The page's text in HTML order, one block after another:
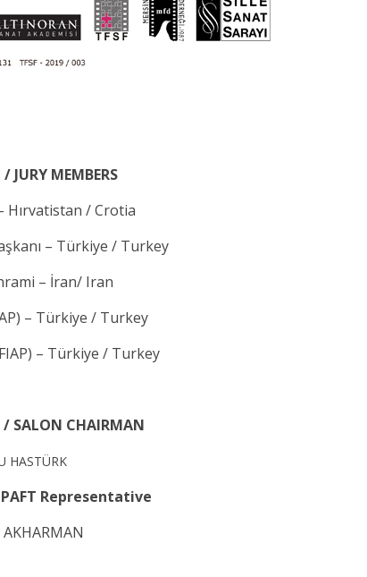
/ JURY MEMBERS
Hırvatistan / Crotia
– Türkiye / Turkey
– İran/ Iran
– Türkiye / Turkey
– Türkiye / Turkey
SALON CHAIRMAN
HASTÜRK
Representative